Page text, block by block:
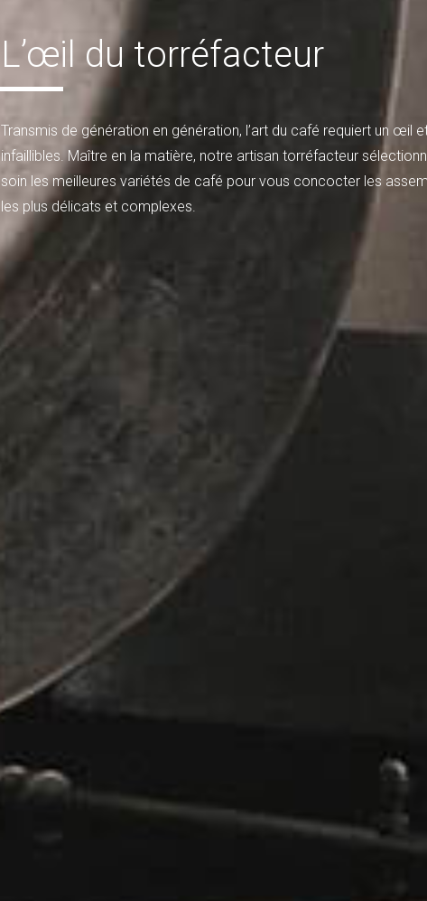
L’œil du torréfacteur
Transmis de génération en génération, l’art du café requiert un œil
infaillibles. Maître en la matière, notre artisan torréfacteur
soin les meilleures variétés de café pour vous concocter les
les plus délicats et complexes.